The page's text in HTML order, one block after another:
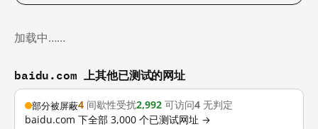
加载中……
baidu.com 上其他已测试的网址
部分被屏蔽4 间歇性受扰2,992 可访问4 无判定
baidu.com 下全部 3,000 个已测试网址 →